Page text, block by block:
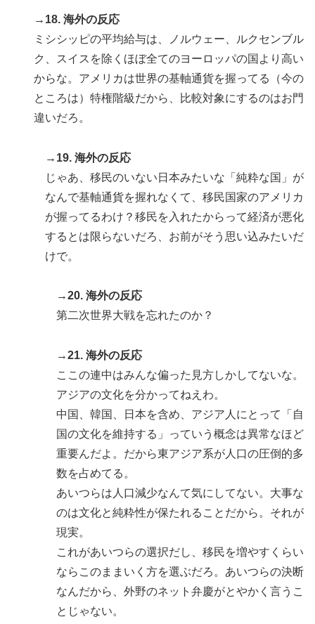
→18. 海外の反応
ミシシッピの平均給与は、ノルウェー、ルクセンブル
ク、スイスを除くほぼ全てのヨーロッパの国より高い
からな。アメリカは世界の基軸通貨を握ってる（今の
ところは）特権階級だから、比較対象にするのはお門
違いだろ。
→19. 海外の反応
じゃあ、移民のいない日本みたいな「純粋な国」が
なんで基軸通貨を握れなくて、移民国家のアメリカ
が握ってるわけ？移民を入れたからって経済が悪化
するとは限らないだろ、お前がそう思い込みたいだ
けで。
→20. 海外の反応
第二次世界大戦を忘れたのか？
→21. 海外の反応
ここの連中はみんな偏った見方しかしてないな。
アジアの文化を分かってねえわ。
中国、韓国、日本を含め、アジア人にとって「自
国の文化を維持する」っていう概念は異常なほど
重要んだよ。だから東アジア系が人口の圧倒的多
数を占めてる。
あいつらは人口減少なんて気にしてない。大事な
のは文化と純粋性が保たれることだから。それが
現実。
これがあいつらの選択だし、移民を増やすくらい
ならこのままいく方を選ぶだろ。あいつらの決断
なんだから、外野のネット弁慶がとやかく言うこ
とじゃない。